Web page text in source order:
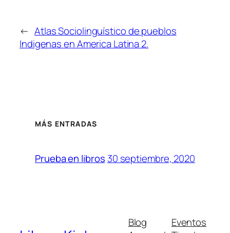
← Atlas Sociolinguístico de pueblos
Indigenas en America Latina 2.
MÁS ENTRADAS
Prueba en libros 30 septiembre, 2020
Blog
Eventos